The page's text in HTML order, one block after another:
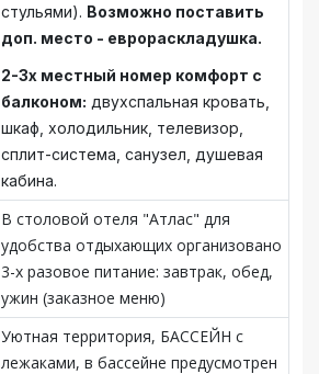
стульями). Возможно поставить
доп. место - еврораскладушка.
2-3х местный номер комфорт с
балконом: двухспальная кровать,
шкаф, холодильник, телевизор,
сплит-система, санузел, душевая
кабина.
В столовой отеля "Атлас" для
удобства отдыхающих организовано
3-х разовое питание: завтрак, обед,
ужин (заказное меню)
Уютная территория, БАССЕЙН с
лежаками, в бассейне предусмотрен